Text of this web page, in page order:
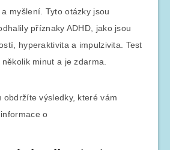
myšlení. Tyto otázky jsou
příznaky ADHD, jako jsou
hyperaktivita a impulzivita. Test
minut a je zdarma.
obdržíte výsledky, které vám
o